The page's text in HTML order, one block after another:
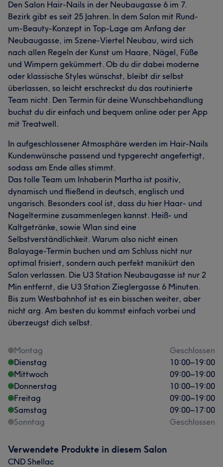
Was unsere Kunden über Selina sagen
Was unsere Kunden über Martha sagen
Professionell 20 Kompetent 15 Erfahren 8
Talentiert 7
Den Salon Hair-Nails in der Neubaugasse 6 im 7.
Bezirk gibt es seit 25 Jahren. In dem Salon mit Rund-
um-Beauty-Konzept in Top-Lage am Anfang der
Neubaugasse, im Szene-Viertel Neubau, wird sich
nach allen Regeln der Kunst um Haare, Nägel, Füße
und Wimpern gekümmert. Ob du dir dabei moderne
oder klassische Styles wünschst, bleibt dir selbst
überlassen, so leicht erschreckst du das routinierte
Team nicht. Den Termin für deine Wunschbehandlung
buchst du dir einfach und bequem online oder per App
mit Treatwell.
In aufgeschlossener Atmosphäre werden im Hair-Nails
Kundenwünsche passend und typgerecht angefertigt,
sodass am Ende alles stimmt.
Das tolle Team um Inhaberin Martha ist positiv,
dynamisch und fließend in deutsch, englisch und
ungarisch. Besonders cool ist, dass du hier Haar- und
Nageltermine zusammenlegen kannst. Heiß- und
Kaltgetränke, sowie Wlan sind eine
Selbstverständlichkeit. Warum also nicht einen
Balayage-Termin buchen und am Schluss nicht nur
optimal frisiert, sondern auch perfekt manikürt den
Salon verlassen. Die U3 Station Neubaugasse ist nur 2
Min entfernt, die U3 Station Zieglergasse 6 Minuten.
Bis zum Westbahnhof ist es ein bisschen weiter, aber
nicht arg. Am besten du kommst einfach vorbei und
überzeugst dich selbst.
Montag
Geschlossen
Dienstag
10:00–19:00
Mittwoch
09:00–19:00
Donnerstag
10:00–19:00
Freitag
09:00–19:00
Samstag
09:00–17:00
Sonntag
Geschlossen
Verwendete Produkte in diesem Salon
CND Shellac